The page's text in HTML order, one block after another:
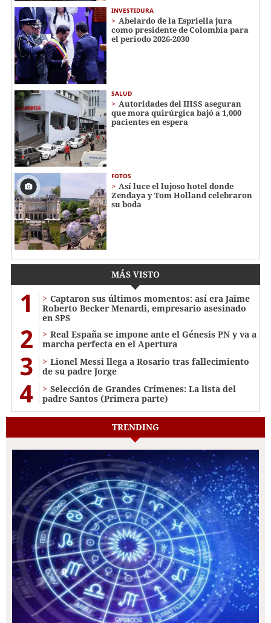
INVESTIDURA
Abelardo de la Espriella jura
como presidente de Colombia para
el periodo 2026-2030
SALUD
Autoridades del IHSS aseguran
que mora quirúrgica bajó a 1,000
pacientes en espera
FOTOS
Así luce el lujoso hotel donde
Zendaya y Tom Holland celebraron
su boda
MÁS VISTO
1
Captaron sus últimos momentos: así era Jaime
Roberto Becker Menardi​​​, empresario asesinado
en SPS
2
Real España se impone ante el Génesis PN y va a
marcha perfecta en el Apertura
3
Lionel Messi llega a Rosario tras fallecimiento
de su padre Jorge
4
Selección de Grandes Crímenes: La lista del
padre Santos (Primera parte)
TRENDING